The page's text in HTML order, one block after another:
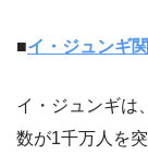
■イ・ジュンギ
イ・ジュンギは
数が1千万人を突